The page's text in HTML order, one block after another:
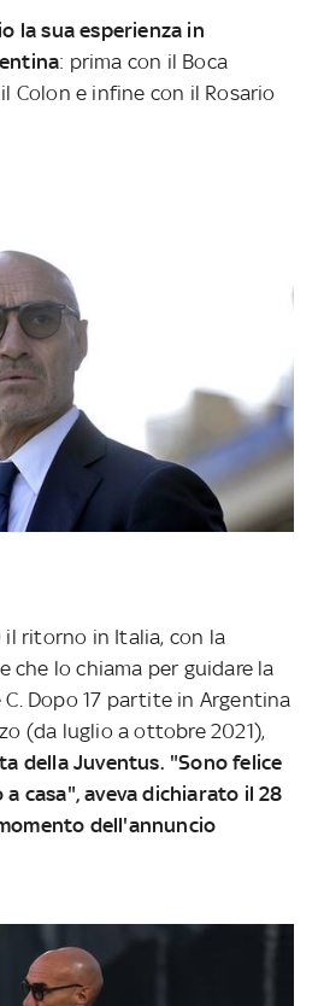
la sua esperienza in
: prima con il Boca
Colon e infine con il Rosario
il ritorno in Italia, con la
che lo chiama per guidare la
C. Dopo 17 partite in Argentina
(da luglio a ottobre 2021),
della Juventus. "Sono felice
casa", aveva dichiarato il 28
dell'annuncio